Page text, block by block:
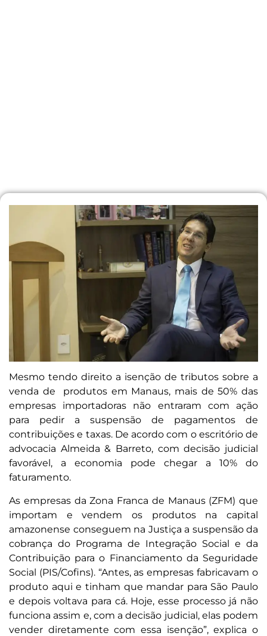
Mesmo tendo direito a isenção de tributos sobre a
venda de produtos em Manaus, mais de 50% das
empresas importadoras não entraram com ação
para pedir a suspensão de pagamentos de
contribuições e taxas. De acordo com o escritório de
advocacia Almeida & Barreto, com decisão judicial
favorável, a economia pode chegar a 10% do
faturamento.
As empresas da Zona Franca de Manaus (ZFM) que
importam e vendem os produtos na capital
amazonense conseguem na Justiça a suspensão da
cobrança do Programa de Integração Social e da
Contribuição para o Financiamento da Seguridade
Social (PIS/Cofins). “Antes, as empresas fabricavam o
produto aqui e tinham que mandar para São Paulo
e depois voltava para cá. Hoje, esse processo já não
funciona assim e, com a decisão judicial, elas podem
vender diretamente com essa isenção”, explica o